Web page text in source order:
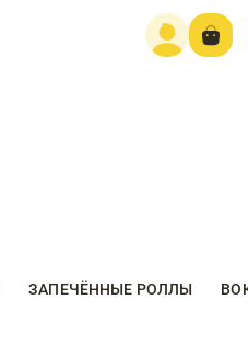
ЗАПЕЧЁННЫЕ РОЛЛЫ